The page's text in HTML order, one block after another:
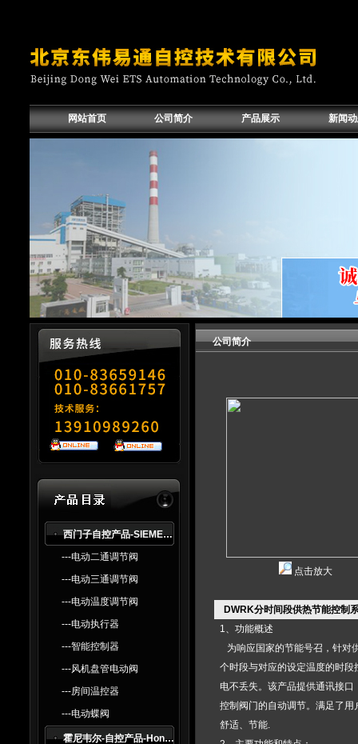
网站首页 公司简介 产品展示 新闻
西门子自控产品-SlEMENS
---电动二通调节阀
---电动三通调节阀
---电动温度调节阀
---电动执行器
---智能控制器
---风机盘管电动阀
---房间温控器
---电动蝶阀
霍尼韦尔-自控产品-Honeywell
公司简介
点击放大
DWRK分时间段供热节能控制
1、功能概述
为响应国家的节能号召，针对
个时段与对应的设定温度的时
电不丢失。该产品提供通讯接
控制阀门的自动调节。满足了
舒适、节能.